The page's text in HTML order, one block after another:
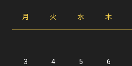
月 火 水 木
3 4 5 6